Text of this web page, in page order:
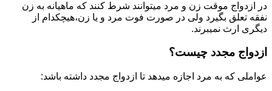
در ازدواج موقت زن و مرد میتوانند شرط کنند که ماهیانه به زن
نفقه تعلق بگیرد ولی در صورت فوت مرد و یا زن،هیچکدام از
دیگری ارث نمیبرند.
ازدواج مجدد چیست؟
عواملی که به مرد اجازه میدهد تا ازدواج مجدد داشته باشد: